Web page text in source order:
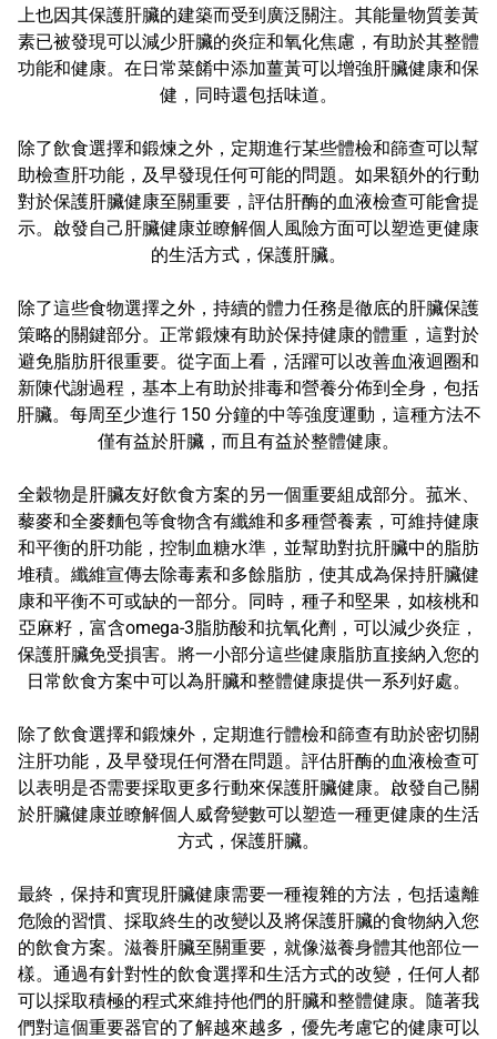
上也因其保護肝臟的建築而受到廣泛關注。其能量物質姜黃
素已被發現可以減少肝臟的炎症和氧化焦慮，有助於其整體
功能和健康。在日常菜餚中添加薑黃可以增強肝臟健康和保
健，同時還包括味道。
除了飲食選擇和鍛煉之外，定期進行某些體檢和篩查可以幫
助檢查肝功能，及早發現任何可能的問題。如果額外的行動
對於保護肝臟健康至關重要，評估肝酶的血液檢查可能會提
示。啟發自己肝臟健康並瞭解個人風險方面可以塑造更健康
的生活方式，保護肝臟。
除了這些食物選擇之外，持續的體力任務是徹底的肝臟保護
策略的關鍵部分。正常鍛煉有助於保持健康的體重，這對於
避免脂肪肝很重要。從字面上看，活躍可以改善血液迴圈和
新陳代謝過程，基本上有助於排毒和營養分佈到全身，包括
肝臟。每周至少進行 150 分鐘的中等強度運動，這種方法不
僅有益於肝臟，而且有益於整體健康。
全穀物是肝臟友好飲食方案的另一個重要組成部分。菰米、
藜麥和全麥麵包等食物含有纖維和多種營養素，可維持健康
和平衡的肝功能，控制血糖水準，並幫助對抗肝臟中的脂肪
堆積。纖維宣傳去除毒素和多餘脂肪，使其成為保持肝臟健
康和平衡不可或缺的一部分。同時，種子和堅果，如核桃和
亞麻籽，富含omega-3脂肪酸和抗氧化劑，可以減少炎症，
保護肝臟免受損害。將一小部分這些健康脂肪直接納入您的
日常飲食方案中可以為肝臟和整體健康提供一系列好處。
除了飲食選擇和鍛煉外，定期進行體檢和篩查有助於密切關
注肝功能，及早發現任何潛在問題。評估肝酶的血液檢查可
以表明是否需要採取更多行動來保護肝臟健康。啟發自己關
於肝臟健康並瞭解個人威脅變數可以塑造一種更健康的生活
方式，保護肝臟。
最終，保持和實現肝臟健康需要一種複雜的方法，包括遠離
危險的習慣、採取終生的改變以及將保護肝臟的食物納入您
的飲食方案。滋養肝臟至關重要，就像滋養身體其他部位一
樣。通過有針對性的飲食選擇和生活方式的改變，任何人都
可以採取積極的程式來維持他們的肝臟和整體健康。隨著我
們對這個重要器官的了解越來越多，優先考慮它的健康可以